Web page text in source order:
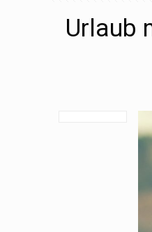
Urlaub